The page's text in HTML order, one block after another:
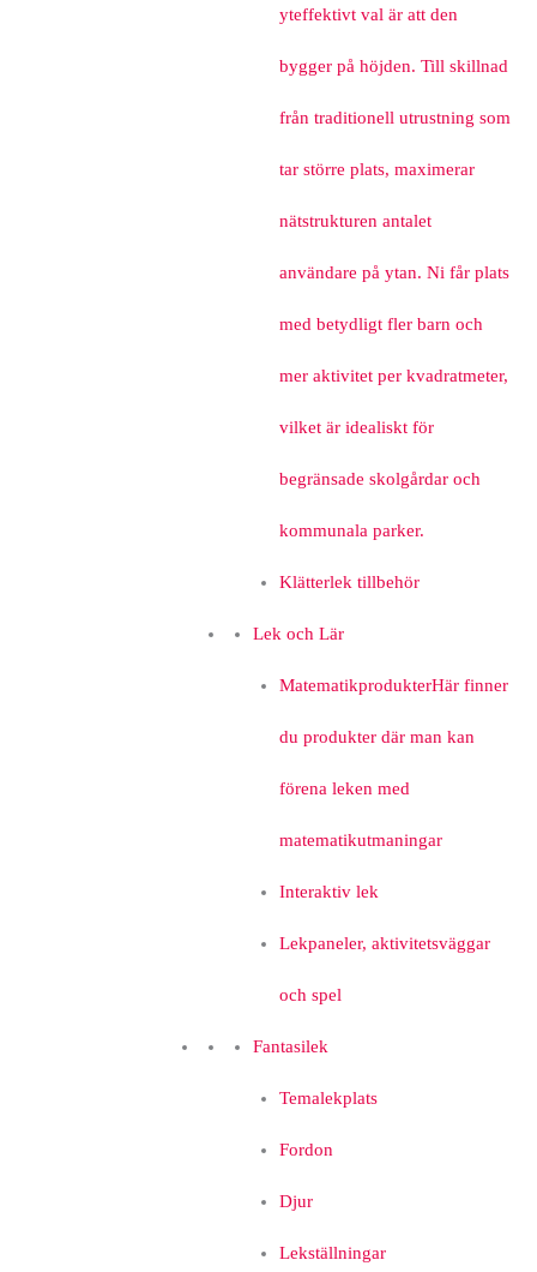
yteffektivt val är att den
bygger på höjden. Till skillnad
från traditionell utrustning som
tar större plats, maximerar
nätstrukturen antalet
användare på ytan. Ni får plats
med betydligt fler barn och
mer aktivitet per kvadratmeter,
vilket är idealiskt för
begränsade skolgårdar och
kommunala parker.
Klätterlek tillbehör
Lek och Lär
MatematikprodukterHär finner
du produkter där man kan
förena leken med
matematikutmaningar
Interaktiv lek
Lekpaneler, aktivitetsväggar
och spel
Fantasilek
Temalekplats
Fordon
Djur
Lekställningar